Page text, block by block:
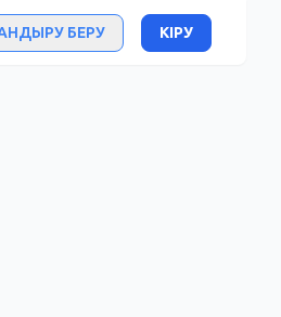
БЕРУ КІРУ